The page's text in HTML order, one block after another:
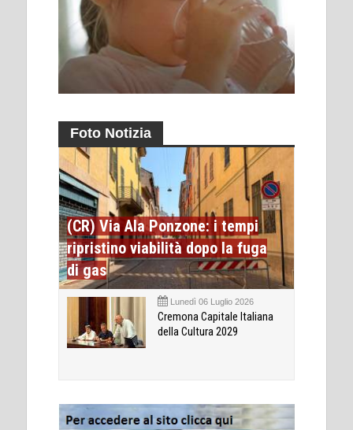
Foto Notizia
(CR) Via Ala Ponzone: i tempi
ripristino viabilità dopo la fuga
di gas
Lunedì 06 Luglio 2026
Cremona Capitale Italiana
della Cultura 2029